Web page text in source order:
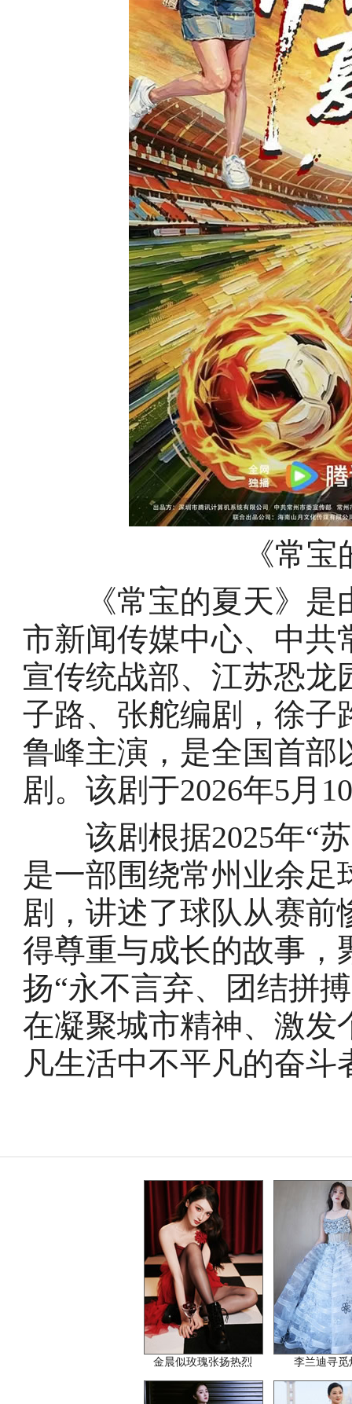
《常
《常宝的夏天》是
市新闻传媒中心、中共
宣传统战部、江苏恐龙
子路、张舵编剧，徐子
鲁峰主演，是全国首部
剧。该剧于2026年5月
该剧根据2025年“苏
是一部围绕常州业余
剧，讲述了球队从赛
得尊重与成长的故事，
扬“永不言弃、团结拼
在凝聚城市精神、激发
凡生活中不平凡的奋斗
金晨似玫瑰张扬热烈 李兰迪寻觅